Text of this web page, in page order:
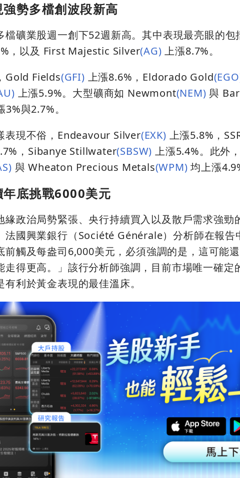
勢多檔創波段新高
檔礦業股週一創下52週新高。其中表現最亮眼的
，以及 First Majestic Silver(AG) 上漲8.7%。
Gold Fields(GFI) 上漲8.6%，Eldorado Gold
上漲5.9%。大型礦商如 Newmont(NEM) 與
3%與2.7%。
表現不俗，Endeavour Silver(EXK) 上漲5.8%，
，Sibanye Stillwater(SBSW) 上漲5.4%。此外
與 Wheaton Precious Metals(WPM) 均上漲
底挑戰6000美元
緣政治局勢緊張、央行持續買入以及散戶需求強勁
法國興業銀行（Société Générale）分析師在報告
前觸及每盎司6,000美元，必須強調的是，這可能
走得更高。」該行分析師強調，目前市場唯一確定
利於黃金表現的最佳溫床。